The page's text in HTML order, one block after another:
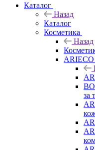
Каталог
Назад
Каталог
Косметика
Назад
ARIECO
за